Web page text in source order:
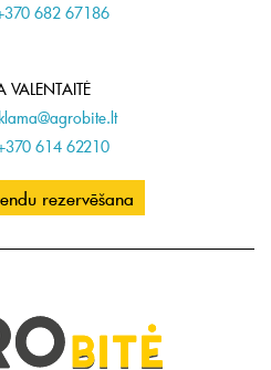
682 67186
VALENTAITĖ
614 62210
rezervēšana